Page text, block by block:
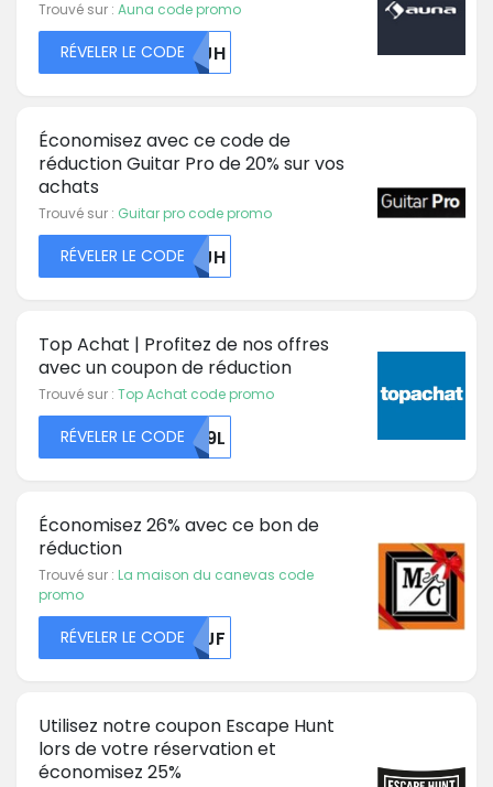
Trouvé sur : Auna code promo
RÉVELER LE CODEOTJH
Économisez avec ce code de
réduction Guitar Pro de 20% sur vos
achats
Trouvé sur : Guitar pro code promo
RÉVELER LE CODEZXJH
Top Achat | Profitez de nos offres
avec un coupon de réduction
Trouvé sur : Top Achat code promo
RÉVELER LE CODET09L
Économisez 26% avec ce bon de
réduction
Trouvé sur : La maison du canevas code
promo
RÉVELER LE CODENJJF
Utilisez notre coupon Escape Hunt
lors de votre réservation et
économisez 25%